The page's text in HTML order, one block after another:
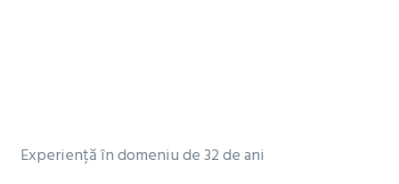
Experiență în domeniu de32de ani